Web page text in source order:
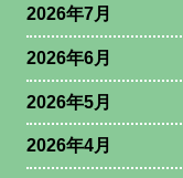
2026年7月
2026年6月
2026年5月
2026年4月